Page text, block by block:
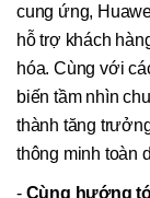
cung ứng,
hỗ trợ khách
hóa. Cùng với
biến tầm nhìn
thành tăng
thông minh toàn
- Cùng hướng